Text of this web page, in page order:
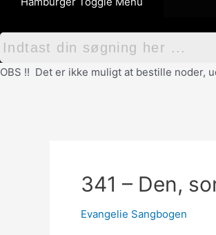
OBS !! Det er ikke muligt at bestille noder,
341 – Den,
Evangelie Sangbogen